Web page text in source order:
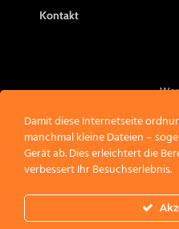
Kontakt
Damit diese Internetseite
manchmal kleine Dateien –
Gerät ab. Dies erleichtert die
verbessert Ihr Besuchserlebnis.